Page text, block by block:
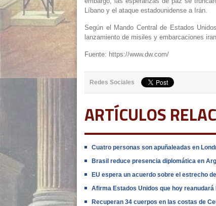
Líbano y el ataque estadounidense a Irán.
Según el Mando Central de Estados
lanzamiento de misiles y embarcaciones
Fuente: https://www.dw.com/
Redes Sociales
ARTÍCULOS
Cuatro personas son apuñaleadas en
Brasil reduce presencia diplomática en
EU espera un acuerdo sobre el estrecho
Afirma Estados Unidos que hoy
Recuperan 34 cuerpos en las costas de